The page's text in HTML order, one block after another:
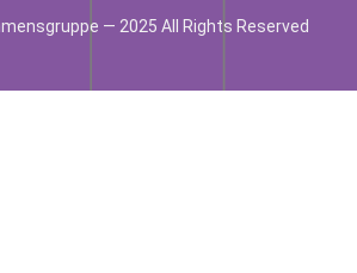
— 2025 All Rights Reserved